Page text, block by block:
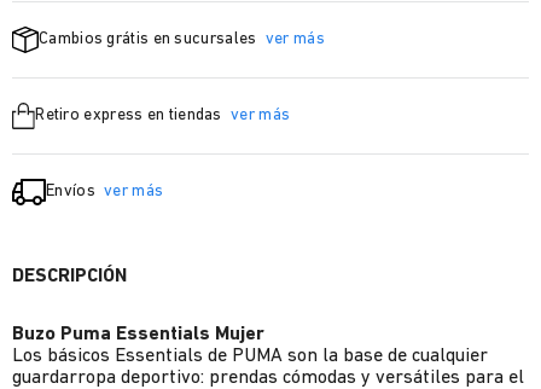
Cambios grátis en sucursales ver más
Retiro express en tiendas ver más
Envíos ver más
DESCRIPCIÓN
Buzo Puma Essentials Mujer
Los básicos Essentials de PUMA son la base de cualquier
guardarropa deportivo: prendas cómodas y versátiles para el